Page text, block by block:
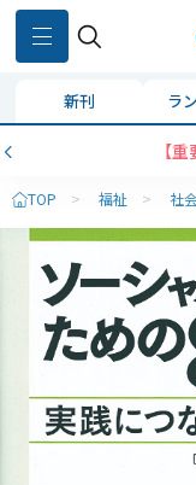
新刊 ラ
【
TOP > 福祉 > 社